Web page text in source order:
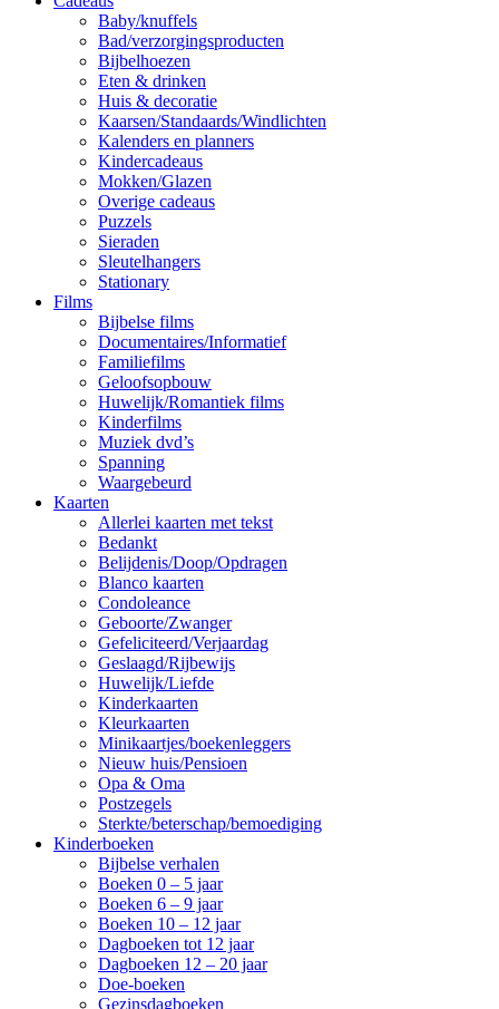
Baby/knuffels
Bad/verzorgingsproducten
Bijbelhoezen
Eten & drinken
Huis & decoratie
Kaarsen/Standaards/Windlichten
Kalenders en planners
Kindercadeaus
Mokken/Glazen
Overige cadeaus
Puzzels
Sieraden
Sleutelhangers
Stationary
Films
Bijbelse films
Documentaires/Informatief
Familiefilms
Geloofsopbouw
Huwelijk/Romantiek films
Kinderfilms
Muziek dvd’s
Spanning
Waargebeurd
Kaarten
Allerlei kaarten met tekst
Bedankt
Belijdenis/Doop/Opdragen
Blanco kaarten
Condoleance
Geboorte/Zwanger
Gefeliciteerd/Verjaardag
Geslaagd/Rijbewijs
Huwelijk/Liefde
Kinderkaarten
Kleurkaarten
Minikaartjes/boekenleggers
Nieuw huis/Pensioen
Opa & Oma
Postzegels
Sterkte/beterschap/bemoediging
Kinderboeken
Bijbelse verhalen
Boeken 0 – 5 jaar
Boeken 6 – 9 jaar
Boeken 10 – 12 jaar
Dagboeken tot 12 jaar
Dagboeken 12 – 20 jaar
Doe-boeken
Gezinsdagboeken